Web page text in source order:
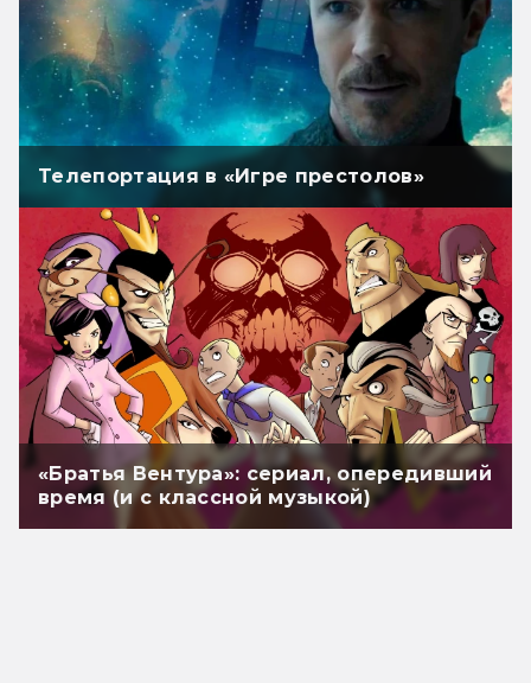
Телепортация в «Игре престолов»
«Братья Вентура»: сериал, опередивший
время (и с классной музыкой)